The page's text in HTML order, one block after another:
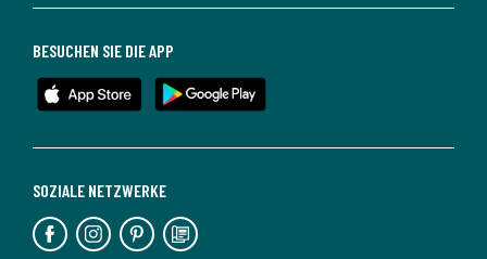
SOZIALE NETZWERKE
BESUCHEN SIE DIE APP